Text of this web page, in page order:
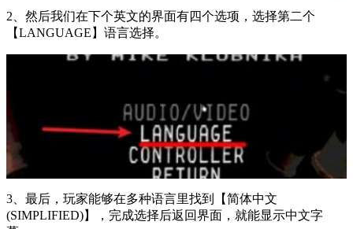
2、然后我们在下个英文的界面有四个选项，选择第二个
【LANGUAGE】语言选择。
3、最后，玩家能够在多种语言里找到【简体中文
(SIMPLIFIED)】，完成选择后返回界面，就能显示中文字